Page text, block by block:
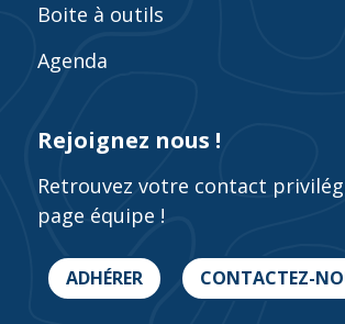
Boite à outils
Agenda
Rejoignez nous !
Retrouvez votre contact
page équipe !
ADHÉRER CONTACTEZ-